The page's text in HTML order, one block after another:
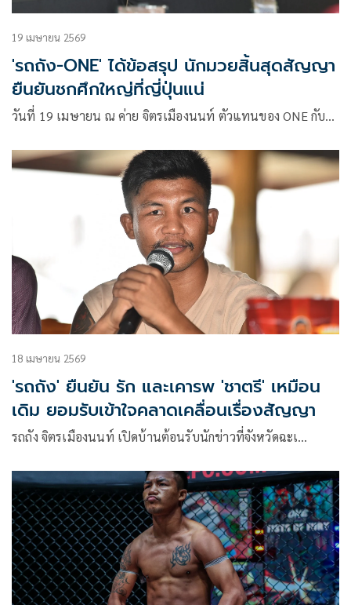
19 เมษายน 2569
'รถถัง-ONE' ได้ข้อสรุป นักมวยสิ้นสุดสัญญา
ยืนยันชกศึกใหญ่ที่ญี่ปุ่นแน่
วันที่ 19 เมษายน ณ ค่าย จิตรเมืองนนท์ ตัวแทนของ ONE กับ…
18 เมษายน 2569
'รถถัง' ยืนยัน รัก และเคารพ 'ชาตรี' เหมือน
เดิม ยอมรับเข้าใจคลาดเคลื่อนเรื่องสัญญา
รถถัง จิตรเมืองนนท์ เปิดบ้านต้อนรับนักข่าวที่จังหวัดฉะเ…